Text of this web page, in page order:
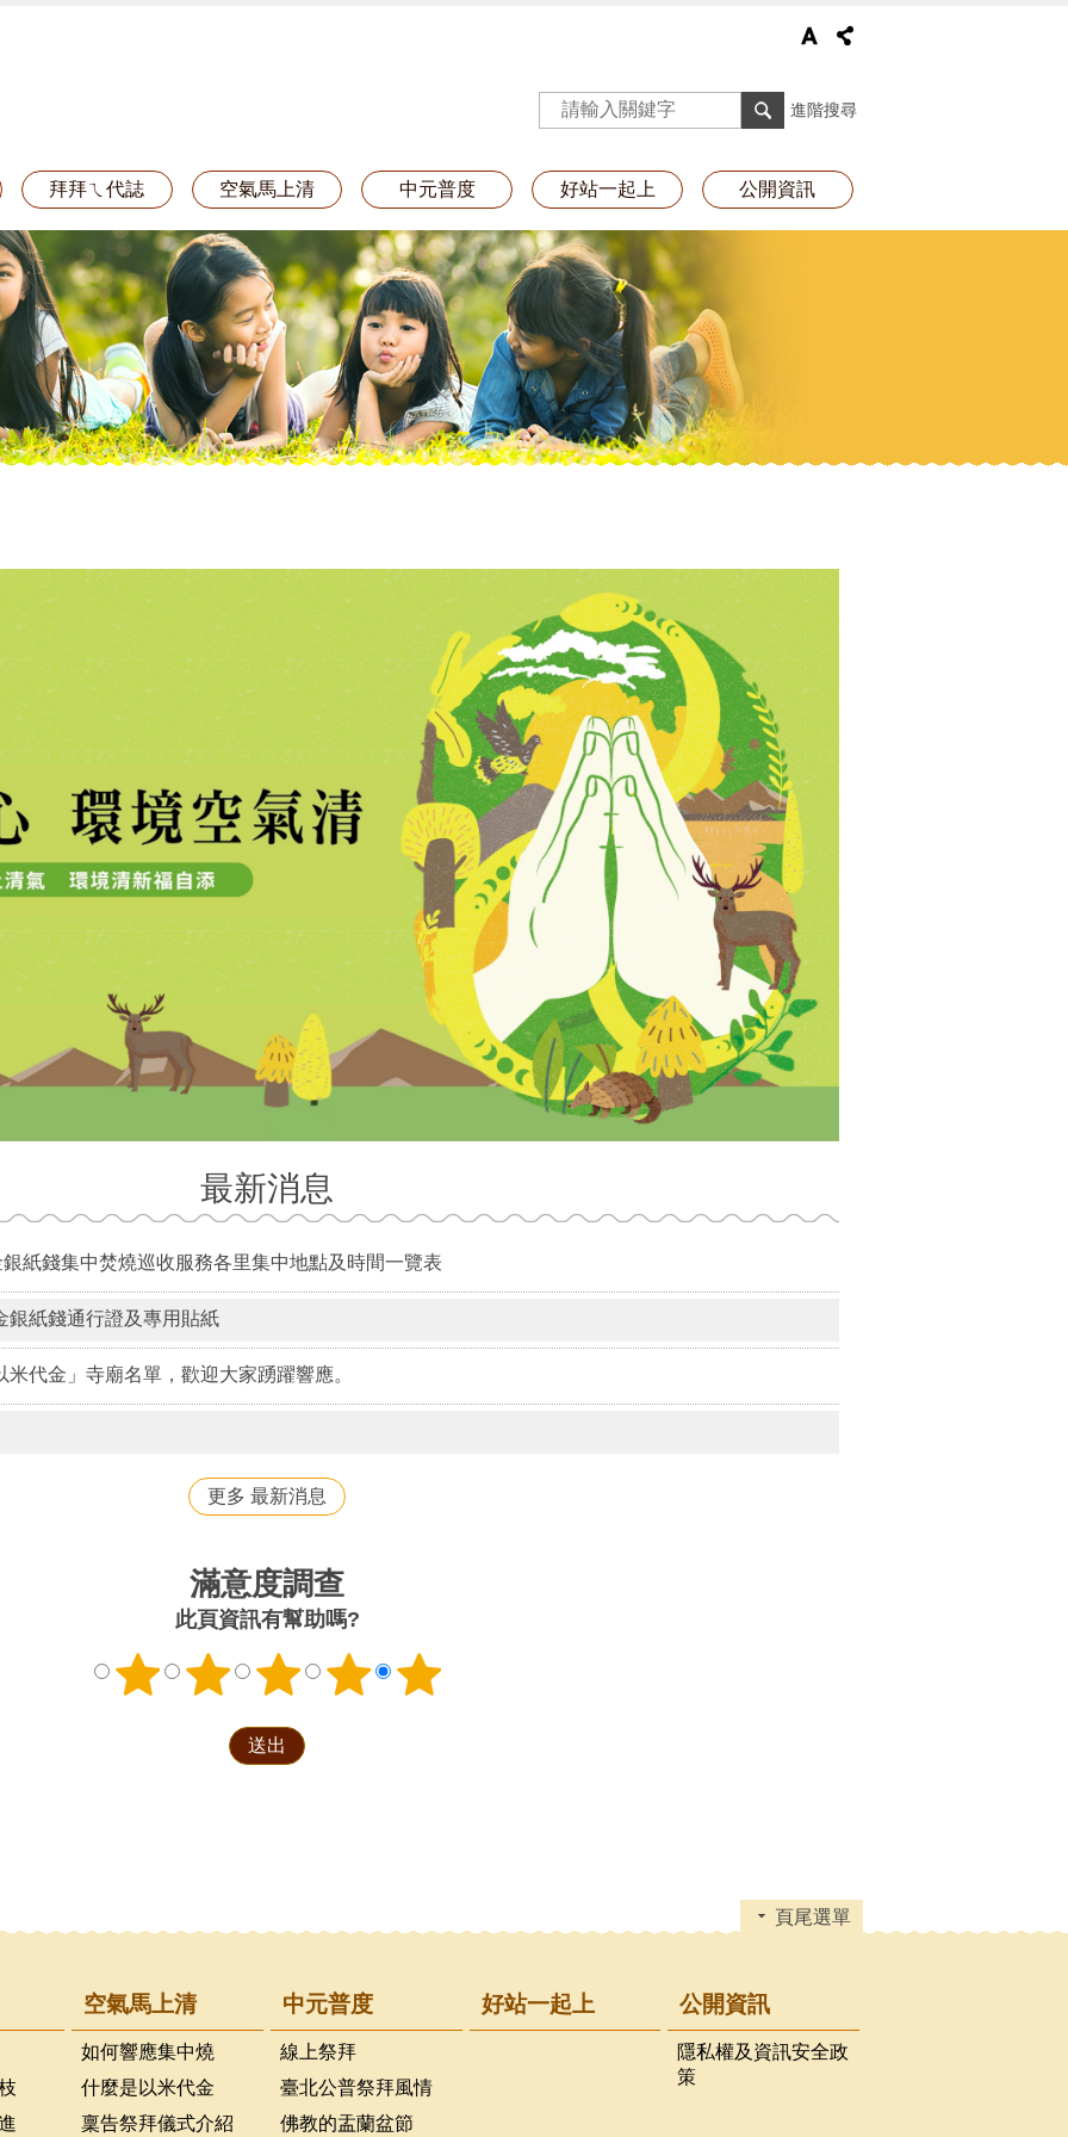
進階搜尋
拜拜ㄟ代誌 空氣馬上清 中元普度 好站一起上 公開資訊
最新消息
紙錢集中焚燒巡收服務各里集中地點及時間一覽表
銀紙錢通行證及專用貼紙
代金」寺廟名單，歡迎大家踴躍響應。
更多 最新消息
滿意度調查
此頁資訊有幫助嗎?
頁尾選單
空氣馬上清
如何響應集中燒
什麼是以米代金
稟告祭拜儀式介紹
中元普度
線上祭拜
臺北公普祭拜風情
佛教的盂蘭盆節
好站一起上 公開資訊
隱私權及資訊安全政
策